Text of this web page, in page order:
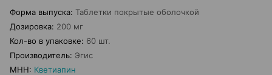
Форма выпуска: Таблетки покрытые оболочкой
Дозировка: 200 мг
Кол-во в упаковке: 60 шт.
Производитель: Эгис
МНН: Кветиапин